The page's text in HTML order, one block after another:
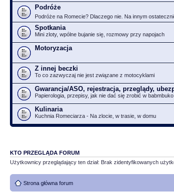
Podróże
Podróże na Romecie? Dlaczego nie. Na innym
Spotkania
Mini zloty, wpólne bujanie się, rozmowy przy napojach
Motoryzacja
Z innej beczki
To co zazwyczaj nie jest związane z motocyklami
Gwarancja/ASO, rejestracja, przeglądy,
Papierologia, przepisy, jak nie dać się zrobić w
Kulinaria
Kuchnia Romeciarza - Na zlocie, w trasie, w domu
KTO PRZEGLĄDA FORUM
Użytkownicy przeglądający ten dział: Brak zidentyfikowanych
Strona główna forum